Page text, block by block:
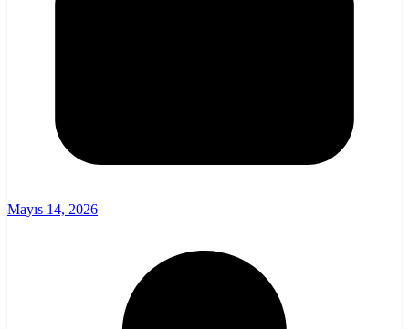
Mayıs 14, 2026